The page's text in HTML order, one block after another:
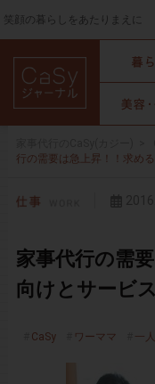
笑顔の暮らしをあたりまえに
行の需要は急上昇！！求め
家事代行の需
向けとサービ
CaSy ワーママ 一